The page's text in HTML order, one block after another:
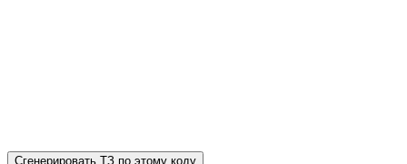
Сгенерировать ТЗ по этому коду